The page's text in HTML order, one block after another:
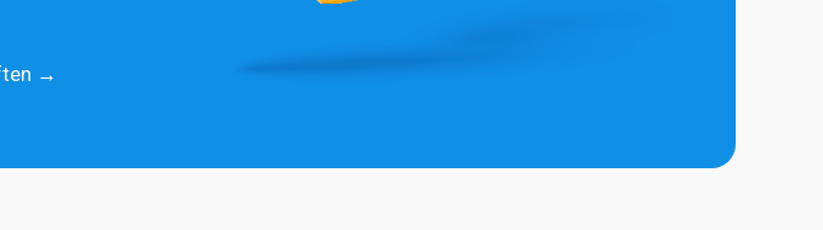
→